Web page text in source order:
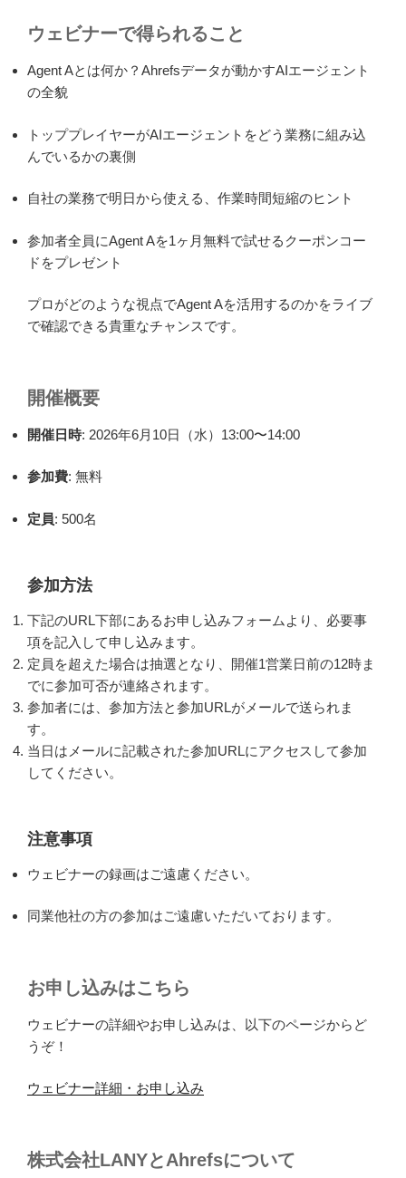
ウェビナーで得られること
Agent Aとは何か？Ahrefsデータが動かすAIエージェント
の全貌
トッププレイヤーがAIエージェントをどう業務に組み込
んでいるかの裏側
自社の業務で明日から使える、作業時間短縮のヒント
参加者全員にAgent Aを1ヶ月無料で試せるクーポンコー
ドをプレゼント
プロがどのような視点でAgent Aを活用するのかをライブ
で確認できる貴重なチャンスです。
開催概要
開催日時: 2026年6月10日（水）13:00〜14:00
参加費: 無料
定員: 500名
参加方法
下記のURL下部にあるお申し込みフォームより、必要事
項を記入して申し込みます。
定員を超えた場合は抽選となり、開催1営業日前の12時ま
でに参加可否が連絡されます。
参加者には、参加方法と参加URLがメールで送られま
す。
当日はメールに記載された参加URLにアクセスして参加
してください。
注意事項
ウェビナーの録画はご遠慮ください。
同業他社の方の参加はご遠慮いただいております。
お申し込みはこちら
ウェビナーの詳細やお申し込みは、以下のページからど
うぞ！
ウェビナー詳細・お申し込み
株式会社LANYとAhrefsについて